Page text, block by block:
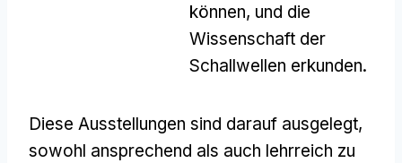
können, und die
Wissenschaft der
Schallwellen erkunden.
Diese Ausstellungen sind darauf ausgelegt,
sowohl ansprechend als auch lehrreich zu